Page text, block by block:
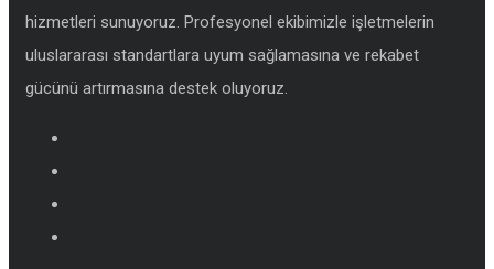
hizmetleri sunuyoruz. Profesyonel ekibimizle işletmelerin
uluslararası standartlara uyum sağlamasına ve rekabet
gücünü artırmasına destek oluyoruz.